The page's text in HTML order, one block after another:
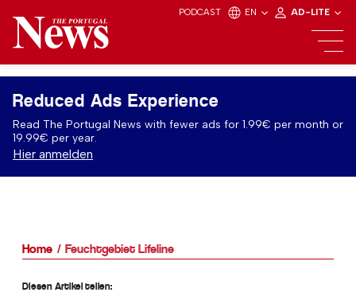
PODCAST EN AD-LITE
Reduced Ads Experience
Read The Portugal News with fewer ads for 1.99€ per month or
19.99€ per year.
Hier anmelden
Home Feuchtgebiet Lifeline
Diesen Artikel teilen: